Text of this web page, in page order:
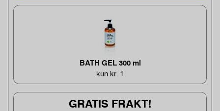
BATH GEL 300 ml
kun kr. 1
GRATIS FRAKT!